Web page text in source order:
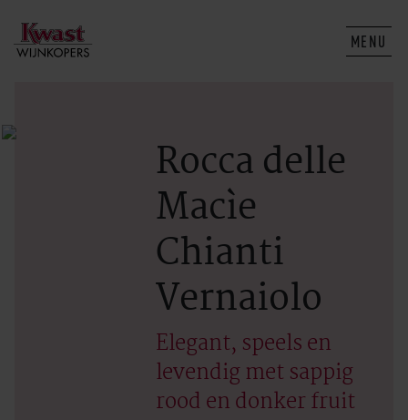
MENU
Rocca delle
Macìe
Chianti
Vernaiolo
Elegant, speels en
levendig met sappig
rood en donker fruit